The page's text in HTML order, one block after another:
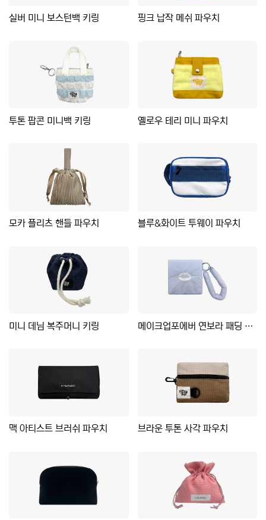
실버 미니 보스턴백 키링 핑크 납작 메쉬 파우치
투톤 팝콘 미니백 키링 옐로우 테리 미니 파우치
모카 플리츠 핸들 파우치 블루&화이트 투웨이 파우치
미니 데님 복주머니 키링 메이크업포에버 연보라 패딩 파우치
맥 아티스트 브러쉬 파우치 브라운 투톤 사각 파우치